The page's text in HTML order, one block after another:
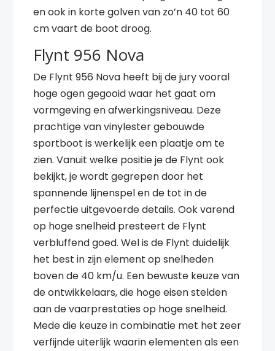
en ook in korte golven van zo’n 40 tot 60
cm vaart de boot droog.
Flynt 956 Nova
De Flynt 956 Nova heeft bij de jury vooral
hoge ogen gegooid waar het gaat om
vormgeving en afwerkingsniveau. Deze
prachtige van vinylester gebouwde
sportboot is werkelijk een plaatje om te
zien. Vanuit welke positie je de Flynt ook
bekijkt, je wordt gegrepen door het
spannende lijnenspel en de tot in de
perfectie uitgevoerde details. Ook varend
op hoge snelheid presteert de Flynt
verbluffend goed. Wel is de Flynt duidelijk
het best in zijn element op snelheden
boven de 40 km/u. Een bewuste keuze van
de ontwikkelaars, die hoge eisen stelden
aan de vaarprestaties op hoge snelheid.
Mede die keuze in combinatie met het zeer
verfijnde uiterlijk waarin elementen als een